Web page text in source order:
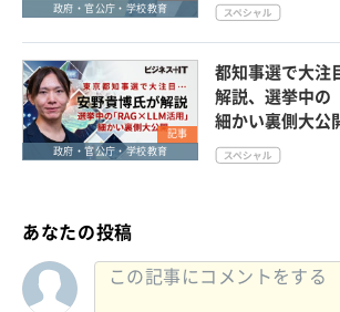
政府・官公庁・学校教育
記事
政府・官公庁・学校教育
都知事選で大
解説、選挙中の
細かい裏側大公
あなたの投稿